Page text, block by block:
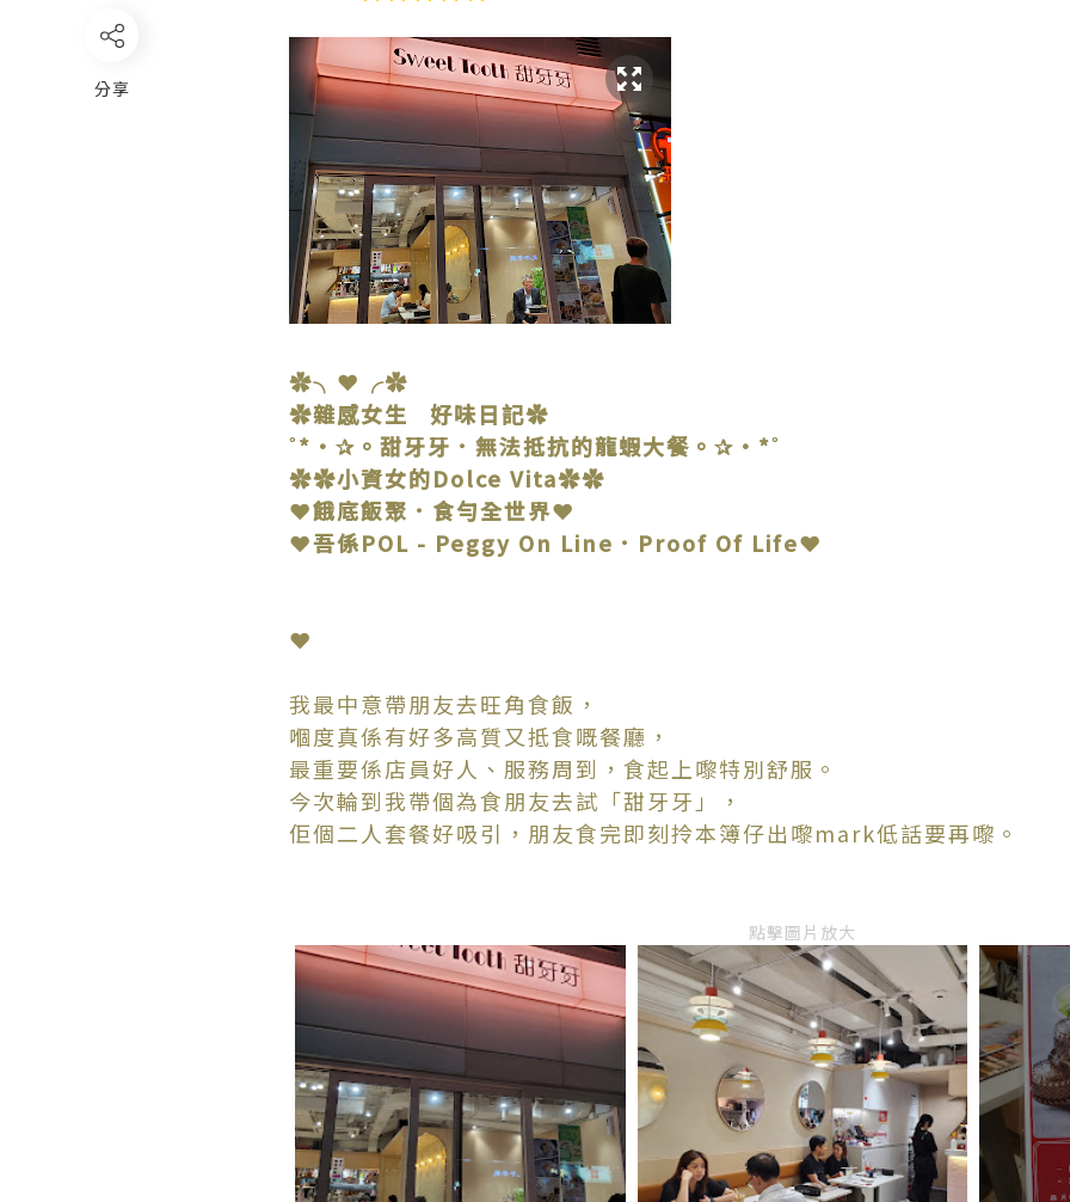
分享
✿╮❤╭✿
✿雜感女生 好味日記✿
˚*•✰。甜牙牙．無法抵抗的龍蝦大餐。✰•*˚
✿✿小資女的Dolce Vita✿✿
❤餓底飯聚．食勻全世界❤
❤吾係POL - Peggy On Line．Proof Of Life❤
❤
我最中意帶朋友去旺角食飯，
嗰度真係有好多高質又抵食嘅餐廳，
最重要係店員好人、服務周到，食起上嚟特別舒服。
今次輪到我帶個為食朋友去試「甜牙牙」，
佢個二人套餐好吸引，朋友食完即刻拎本簿仔出嚟mark低話要再嚟。
點擊圖片放大